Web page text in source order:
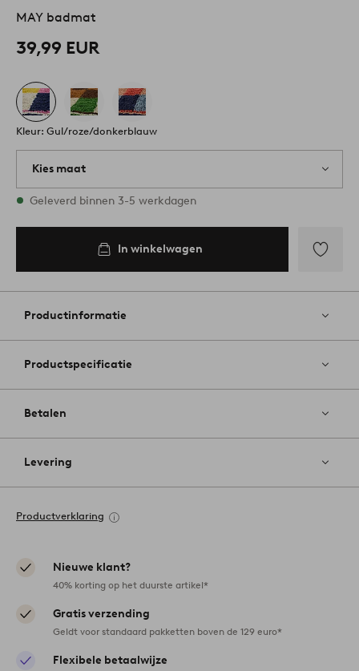
MAY badmat
39,99 EUR
Kleur: Gul/roze/donkerblauw
Kies maat
Alle maten zijn op voorraad
Geleverd binnen 3-5 werkdagen
In winkelwagen
aan
Productinformatie
Productspecificatie
Betalen
Levering
Productverklaring
Nieuwe klant?
40% korting op het duurste artikel*
Gratis verzending
Geldt voor standaard pakketten boven de 129 euro*
Flexibele betaalwijze